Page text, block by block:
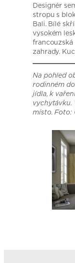
Designér
stropu s
Bali. Bílé
vysokém
zahrady.
Na pohled
rodinném
jídla, k
vychytávku.
místo. Foto: